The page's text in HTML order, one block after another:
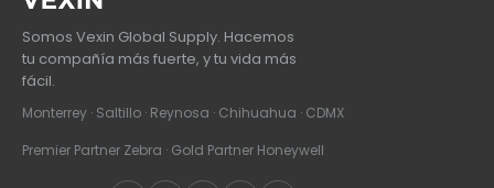
Somos Vexin Global Supply. Hacemos
tu compañía más fuerte, y tu vida más
fácil.
Monterrey · Saltillo · Reynosa · Chihuahua · CDMX
Premier Partner Zebra · Gold Partner Honeywell